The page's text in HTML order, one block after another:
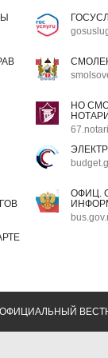
НО
ОФИЦ.
ОФИЦИАЛЬНЫЙ